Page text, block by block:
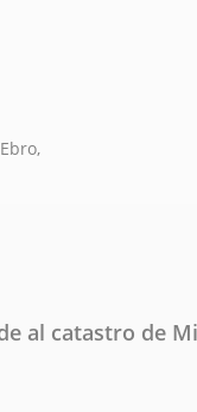
al catastro de